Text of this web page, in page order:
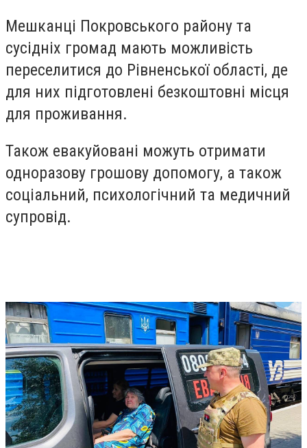
Мешканці Покровського району та
сусідніх громад мають можливість
переселитися до Рівненської області, де
для них підготовлені безкоштовні місця
для проживання.
Також евакуйовані можуть отримати
одноразову грошову допомогу, а також
соціальний, психологічний та медичний
супровід.